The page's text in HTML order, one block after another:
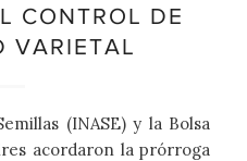
CONTROL DE
VARIETAL
(INASE) y la Bolsa
acordaron la prórroga